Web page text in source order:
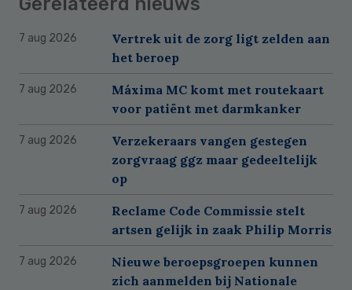
7 aug 2026
Vertrek uit de zorg ligt zelden aan
het beroep
7 aug 2026
Máxima MC komt met routekaart
voor patiënt met darmkanker
7 aug 2026
Verzekeraars vangen gestegen
zorgvraag ggz maar gedeeltelijk
op
7 aug 2026
Reclame Code Commissie stelt
artsen gelijk in zaak Philip Morris
7 aug 2026
Nieuwe beroepsgroepen kunnen
zich aanmelden bij Nationale